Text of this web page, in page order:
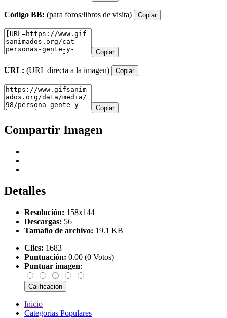
Código BB: (para foros/libros de visita) Copiar
Copiar
URL: (URL directa a la imagen) Copiar
Copiar
Compartir Imagen
Detalles
Resolución: 158x144
Descargas: 56
Tamaño de archivo: 19.1 KB
Clics: 1683
Puntuación: 0.00 (0 Votos)
Puntuar imagen:
Inicio
Categorías Populares